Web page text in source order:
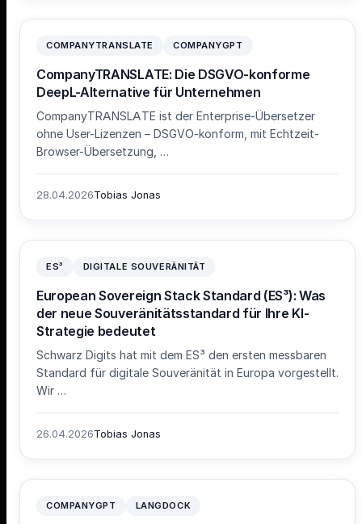
COMPANYTRANSLATE COMPANYGPT
CompanyTRANSLATE: Die DSGVO-konforme
DeepL-Alternative für Unternehmen
CompanyTRANSLATE ist der Enterprise-Übersetzer
ohne User-Lizenzen – DSGVO-konform, mit Echtzeit-
Browser-Übersetzung, …
28.04.2026Tobias Jonas
ES³ DIGITALE SOUVERÄNITÄT
European Sovereign Stack Standard (ES³): Was
der neue Souveränitätsstandard für Ihre KI-
Strategie bedeutet
Schwarz Digits hat mit dem ES³ den ersten messbaren
Standard für digitale Souveränität in Europa vorgestellt.
Wir …
26.04.2026Tobias Jonas
COMPANYGPT LANGDOCK